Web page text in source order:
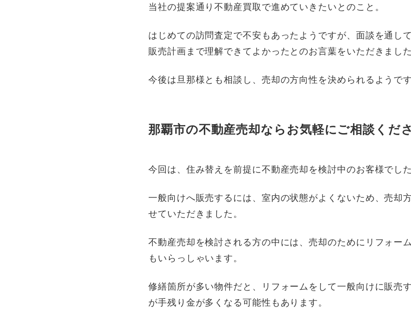
当社の提案通り不動産買取で進めていきたいとのこと。
はじめての訪問査定で不安もあったようですが、面談を通し
販売計画まで理解できてよかったとのお言葉をいただきました
今後は旦那様とも相談し、売却の方向性を決められるようです
那覇市の不動産売却ならお気軽にご相談くだ
今回は、住み替えを前提に不動産売却を検討中のお客様でした
一般向けへ販売するには、室内の状態がよくないため、売却
せていただきました。
不動産売却を検討される方の中には、売却のためにリフォー
もいらっしゃいます。
修繕箇所が多い物件だと、リフォームをして一般向けに販売
が手残り金が多くなる可能性もあります。